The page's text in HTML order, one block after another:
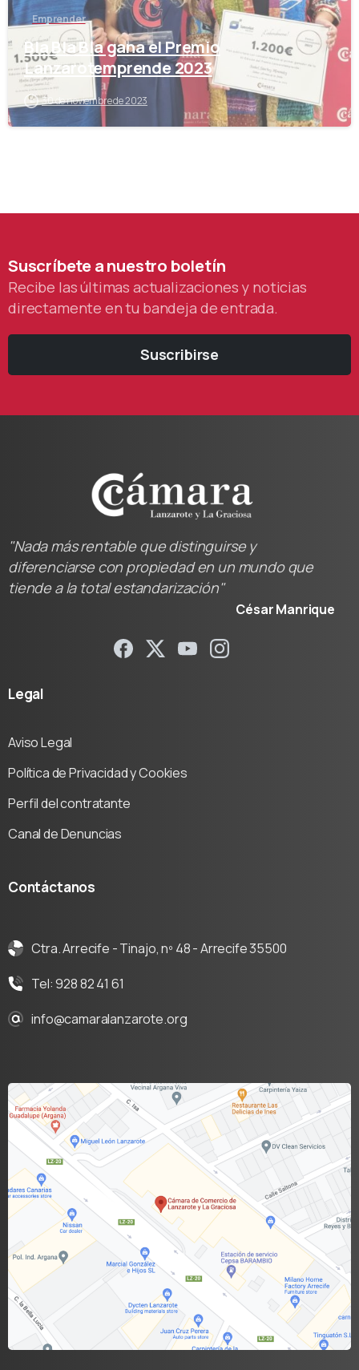
Emprender
Bla Bla Bla gana el Premio
Lanzarotemprende 2023
30 de noviembre de 2023
Suscríbeteanuestro boletín
Recibe las últimas actualizaciones y noticias
directamente en tu bandeja de entrada.
Suscribirse
"Nada más rentable que distinguirse y
diferenciarse con propiedad en un mundo que
tiende a la total estandarización"
César Manrique
Legal
Aviso Legal
Política de Privacidad y Cookies
Perfil del contratante
Canal de Denuncias
Contáctanos
Ctra. Arrecife - Tinajo, nº 48 - Arrecife 35500
Tel: 928 82 41 61
info@camaralanzarote.org